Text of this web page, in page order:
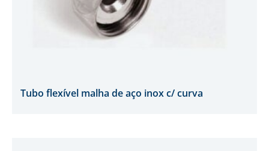
Tubo flexível malha de aço inox c/ curva